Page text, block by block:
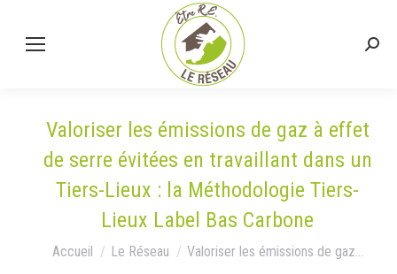
Valoriser les émissions de gaz à effet
de serre évitées en travaillant dans un
Tiers-Lieux : la Méthodologie Tiers-
Lieux Label Bas Carbone
Vous êtes ici :
Accueil Le Réseau Valoriser les émissions de gaz…